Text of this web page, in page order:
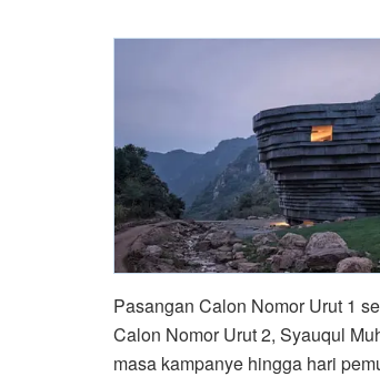
Pasangan Calon Nomor Urut 1
Calon Nomor Urut 2, Syauqul
masa kampanye hingga hari